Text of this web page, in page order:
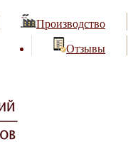
Производство
Отзывы